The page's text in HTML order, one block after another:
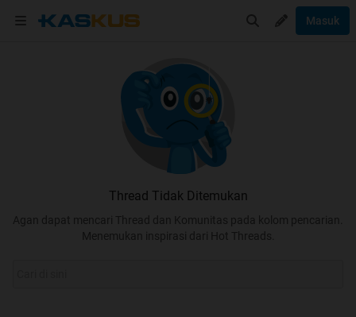
Masuk
Thread Tidak Ditemukan
Agan dapat mencari Thread dan Komunitas pada kolom pencarian.
Menemukan inspirasi dari Hot Threads.